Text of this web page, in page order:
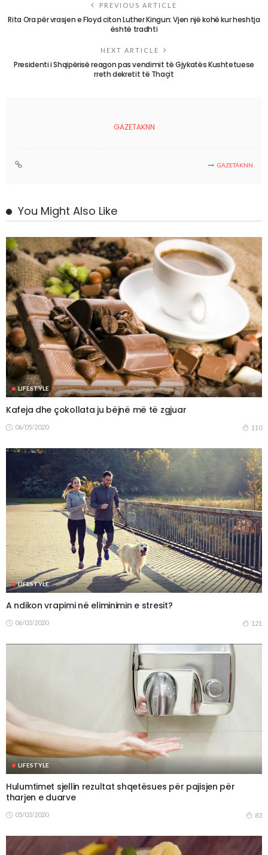
PREVIOUS ARTICLE
Rita Ora për vrasjen e Floyd citon Luther Kingun: Vjen një kohë kur heshtja
është tradhti
NEXT ARTICLE
Presidenti i Shqipërisë reagon pas vendimit të Gjykatës Kushtetuese
rreth dekretit të Thaçit
GAZETAKNN
GAZETAKNN
You Might Also Like
LIFESTYLE
Kafeja dhe çokollata ju bëjnë më të zgjuar
06/05/2020 110
LIFESTYLE
A ndikon vrapimi në eliminimin e stresit?
06/03/2020 121
LIFESTYLE
Hulumtimet sjellin rezultat shqetësues për pajisjen për
tharjen e duarve
05/03/2020 83